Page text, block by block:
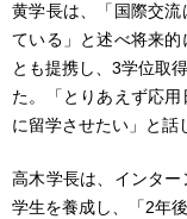
黄学長は、「国際交
ている」と述べ将来
とも提携し、3学位取
た。「とりあえず応
に留学させたい」と話
高木学長は、インタ
学生を養成し、「2年